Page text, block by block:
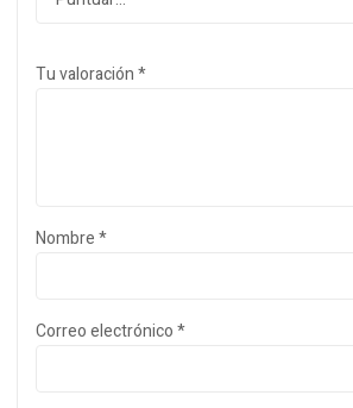
Tu valoración*
Nombre*
Correo electrónico*